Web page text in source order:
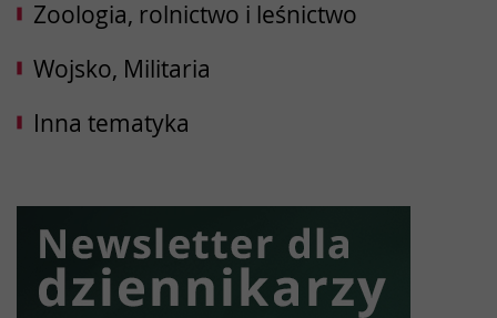
Zoologia, rolnictwo i leśnictwo
Wojsko, Militaria
Inna tematyka